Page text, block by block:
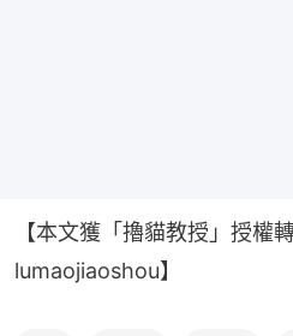
【本文獲「擼貓教授」授權
lumaojiaoshou】